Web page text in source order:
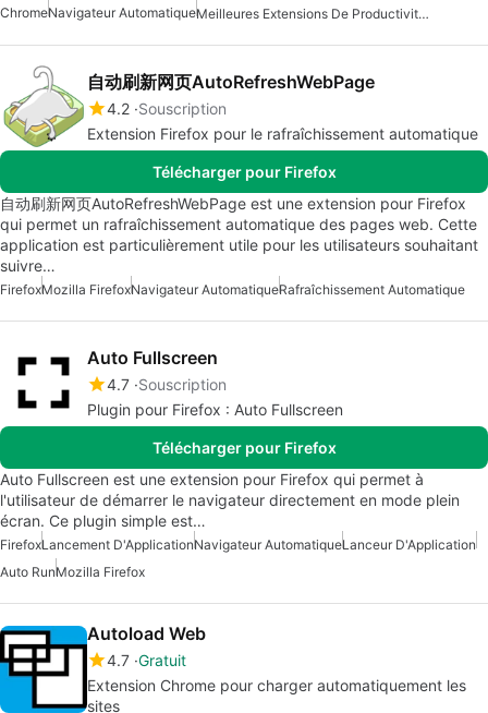
ChromeNavigateur Automatique Meilleures Extensions De Productivité Pour Chrome
自动刷新网页AutoRefreshWebPage
4.2 Souscription
Extension Firefox pour le rafraîchissement automatique
Télécharger pour Firefox
自动刷新网页AutoRefreshWebPage est une extension pour Firefox
qui permet un rafraîchissement automatique des pages web. Cette
application est particulièrement utile pour les utilisateurs souhaitant
suivre…
FirefoxMozilla FirefoxNavigateur AutomatiqueRafraîchissement Automatique
Auto Fullscreen
4.7 Souscription
Plugin pour Firefox : Auto Fullscreen
Télécharger pour Firefox
Auto Fullscreen est une extension pour Firefox qui permet à
l'utilisateur de démarrer le navigateur directement en mode plein
écran. Ce plugin simple est…
FirefoxLancement D'ApplicationNavigateur AutomatiqueLanceur D'Application
Auto RunMozilla Firefox
Autoload Web
4.7 Gratuit
Extension Chrome pour charger automatiquement les
sites